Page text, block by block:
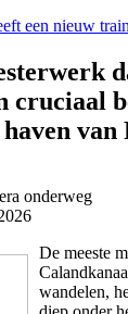
een nieuw
cruciaal
onderweg
De meeste
wandelen,